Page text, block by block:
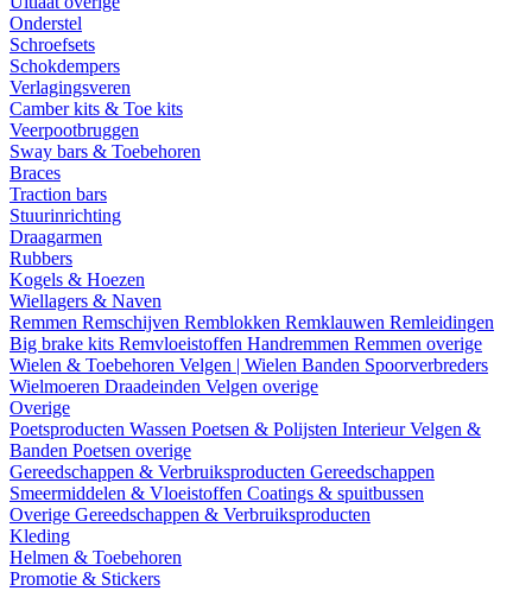
Onderstel
Schroefsets
Schokdempers
Verlagingsveren
Camber kits & Toe kits
Veerpootbruggen
Sway bars & Toebehoren
Braces
Traction bars
Stuurinrichting
Draagarmen
Rubbers
Kogels & Hoezen
Wiellagers & Naven
Remmen Remschijven Remblokken Remklauwen Remleidingen
Big brake kits Remvloeistoffen Handremmen Remmen overige
Wielen & Toebehoren Velgen | Wielen Banden Spoorverbreders
Wielmoeren Draadeinden Velgen overige
Overige
Poetsproducten Wassen Poetsen & Polijsten InterieurVelgen &
Banden Poetsen overige
Gereedschappen & Verbruiksproducten Gereedschappen
Smeermiddelen & Vloeistoffen Coatings & spuitbussen
Overige Gereedschappen & Verbruiksproducten
Kleding
Helmen & Toebehoren
Promotie & Stickers